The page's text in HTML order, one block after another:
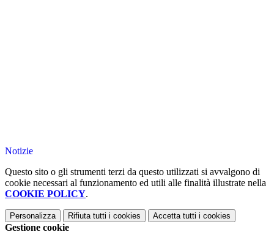
Notizie
Questo sito o gli strumenti terzi da questo utilizzati si avvalgono di
cookie necessari al funzionamento ed utili alle finalità illustrate nella
COOKIE POLICY.
Personalizza Rifiuta tutti i cookies Accetta tutti i cookies
Gestione cookie